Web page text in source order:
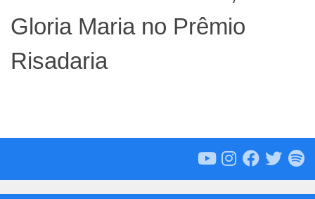
Gloria Maria no Prêmio
Risadaria